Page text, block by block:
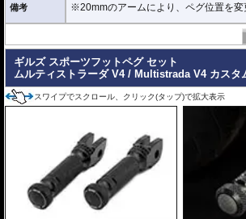
備考 ※20mmのアームにより、ペグ位置を変
ギルズ スポーツフットペグ セット
ムルティストラーダ V4 / Multistrada V4 カスタ
スワイプでスクロール、クリック(タップ)で拡大表示